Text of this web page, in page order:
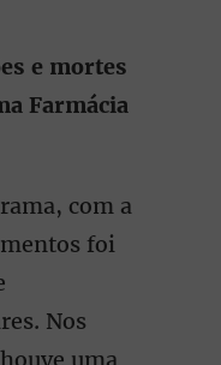
e mortes
Farmácia
com a
foi
Nos